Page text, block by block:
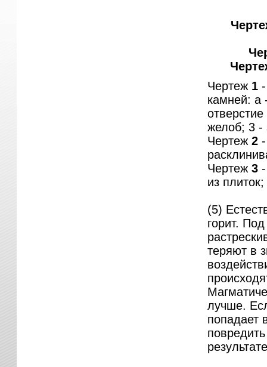
Чертеж 1-
камней: а
желоб; 3 -
Чертеж 2-
Чертеж 3-
из
(5)
горит.
теряют в
лучше.
попадает